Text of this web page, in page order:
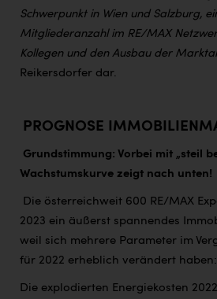
Schwerpunkt in Wien und Salzburg,
Mitgliederanzahl im RE/MAX
Kollegen und den Ausbau der
Reikersdorfer dar.
PROGNOSE
Grundstimmung: Vorbei mit „steil
Wachstumskurve zeigt nach unten!
Die österreichweit 600 RE/MAX
2023 ein äußerst spannendes
weil sich mehrere Parameter im
für 2022 erheblich verändert haben:
Die explodierten Energiekosten